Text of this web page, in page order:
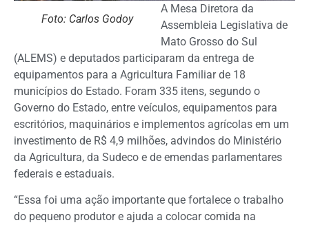
Foto: Carlos Godoy
A Mesa Diretora da
Assembleia Legislativa de
Mato Grosso do Sul
(ALEMS) e deputados participaram da entrega de
equipamentos para a Agricultura Familiar de 18
municípios do Estado. Foram 335 itens, segundo o
Governo do Estado, entre veículos, equipamentos para
escritórios, maquinários e implementos agrícolas em um
investimento de R$ 4,9 milhões, advindos do Ministério
da Agricultura, da Sudeco e de emendas parlamentares
federais e estaduais.
“Essa foi uma ação importante que fortalece o trabalho
do pequeno produtor e ajuda a colocar comida na